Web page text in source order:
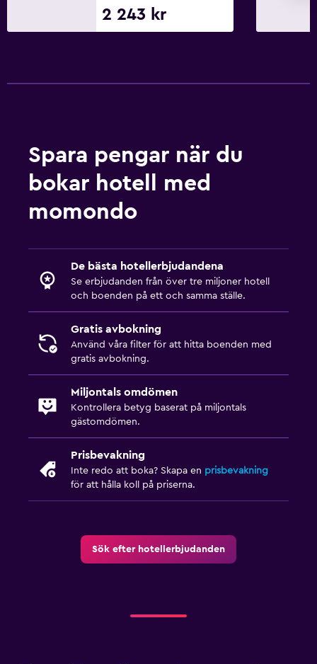
Presentbutik
Snowboard
Daglig städning
Förstahjälpenlåda
Familjevänligt
Barnsängar tillgängliga
Lekplats
Parkering och transport
Gratis parkering
Privat parkering
2 243 kr
Spara pengar när du
bokar hotell med
momondo
De bästa hotellerbjudandena
Se erbjudanden från över tre miljoner hotell
och boenden på ett och samma ställe.
Gratis avbokning
Använd våra filter för att hitta boenden med
gratis avbokning.
Miljontals omdömen
Kontrollera betyg baserat på miljontals
gästomdömen.
Prisbevakning
Inte redo att boka? Skapa en prisbevakning
för att hålla koll på priserna.
Sök efter hotellerbjudanden